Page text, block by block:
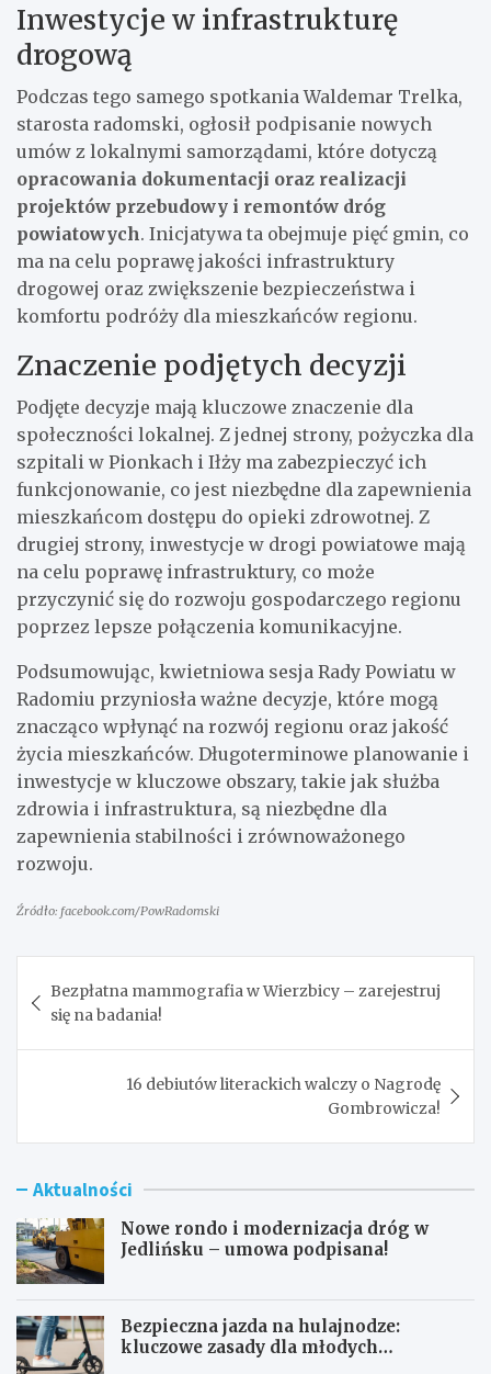
Inwestycje w infrastrukturę
drogową
Podczas tego samego spotkania Waldemar Trelka,
starosta radomski, ogłosił podpisanie nowych
umów z lokalnymi samorządami, które dotyczą
opracowania dokumentacji oraz realizacji
projektów przebudowy i remontów dróg
powiatowych. Inicjatywa ta obejmuje pięć gmin, co
ma na celu poprawę jakości infrastruktury
drogowej oraz zwiększenie bezpieczeństwa i
komfortu podróży dla mieszkańców regionu.
Znaczenie podjętych decyzji
Podjęte decyzje mają kluczowe znaczenie dla
społeczności lokalnej. Z jednej strony, pożyczka dla
szpitali w Pionkach i Iłży ma zabezpieczyć ich
funkcjonowanie, co jest niezbędne dla zapewnienia
mieszkańcom dostępu do opieki zdrowotnej. Z
drugiej strony, inwestycje w drogi powiatowe mają
na celu poprawę infrastruktury, co może
przyczynić się do rozwoju gospodarczego regionu
poprzez lepsze połączenia komunikacyjne.
Podsumowując, kwietniowa sesja Rady Powiatu w
Radomiu przyniosła ważne decyzje, które mogą
znacząco wpłynąć na rozwój regionu oraz jakość
życia mieszkańców. Długoterminowe planowanie i
inwestycje w kluczowe obszary, takie jak służba
zdrowia i infrastruktura, są niezbędne dla
zapewnienia stabilności i zrównoważonego
rozwoju.
Źródło: facebook.com/PowRadomski
wpisu
Bezpłatna mammografia w Wierzbicy – zarejestruj
się na badania!
16 debiutów literackich walczy o Nagrodę
Gombrowicza!
Aktualności
Nowe rondo i modernizacja dróg w
Jedlińsku – umowa podpisana!
Bezpieczna jazda na hulajnodze:
kluczowe zasady dla młodych